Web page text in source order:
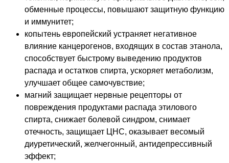
обменные процессы, повышают защитную функцию
и иммунитет;
копытень европейский устраняет негативное
влияние канцерогенов, входящих в состав этанола,
способствует быстрому выведению продуктов
распада и остатков спирта, ускоряет метаболизм,
улучшает общее самочувствие;
магний защищает нервные рецепторы от
повреждения продуктами распада этилового
спирта, снижает болевой синдром, снимает
отечность, защищает ЦНС, оказывает весомый
диуретический, желчегонный, антидепрессивный
эффект;